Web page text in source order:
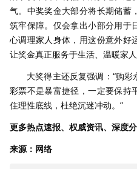
气。中奖奖金大部分将长期储蓄
筑牢保障。仅会拿出小部分用于
心调理家人身体，用这份意外好
让奖金真正服务于生活、温暖家
大奖得主还反复强调：“购彩
彩票不是暴富捷径，一定要保持
住理性底线，杜绝沉迷冲动。”
更多热点速报、权威资讯、深度
来源：网络